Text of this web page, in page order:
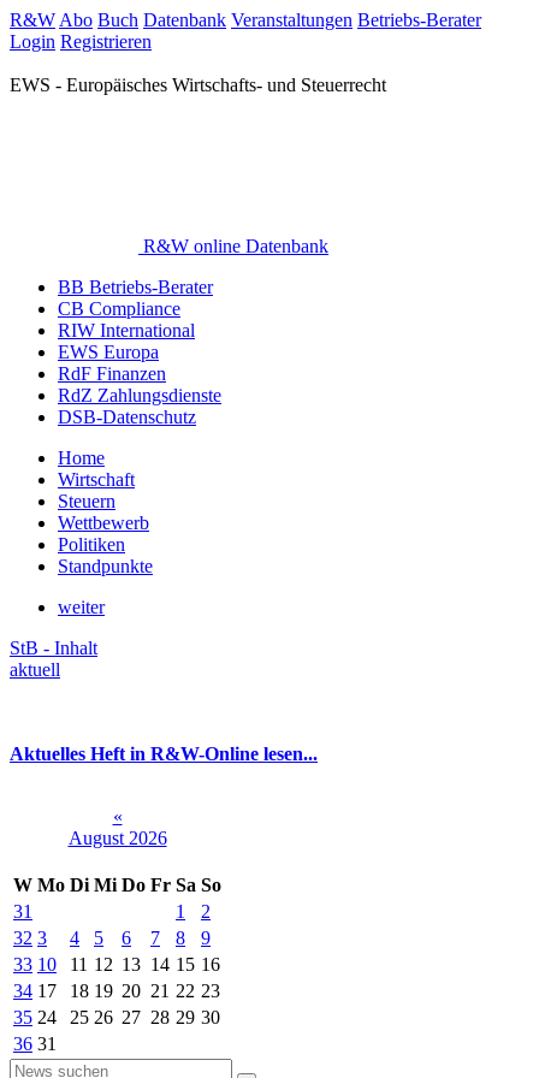
R&W Abo Buch Datenbank Veranstaltungen Betriebs-Berater
Login Registrieren
EWS - Europäisches Wirtschafts- und Steuerrecht
R&W online Datenbank
BB Betriebs-Berater
CB Compliance
RIW International
EWS Europa
RdF Finanzen
RdZ Zahlungsdienste
DSB-Datenschutz
Home
Wirtschaft
Steuern
Wettbewerb
Politiken
Standpunkte
weiter
StB - Inhalt
aktuell
Aktuelles Heft in R&W-Online lesen...
«
August 2026
W Mo Di Mi Do Fr Sa So
31
1
2
32 3 4 5 6 7 8
9
33 10 11 12 13 14 15 16
34 17 18 19 20 21 22 23
35 24 25 26 27 28 29 30
36 31